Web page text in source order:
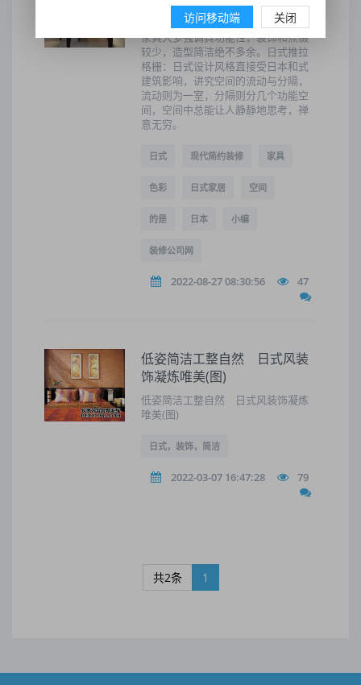
天然朴素的整体家居色调，可以打造
出淡雅、幽静自然的家居装修环境。
家具大多强调其功能性，装饰和点缀
较少，造型简洁绝不多余。日式推拉
格栅：日式设计风格直接受日本和式
建筑影响，讲究空间的流动与分隔，
流动则为一室，分隔则分几个功能空
间，空间中总能让人静静地思考，禅
意无穷。
日式 现代简约装修 家具
色彩 日式家居 空间
的是 日本 小编
装修公司网
2022-08-27 08:30:56 47
低姿简洁工整自然 日式风装
饰凝炼唯美(图)
低姿简洁工整自然 日式风装饰凝炼
唯美(图)
日式，装饰，简洁
2022-03-07 16:47:28 79
共2条 1
访问移动端 关闭